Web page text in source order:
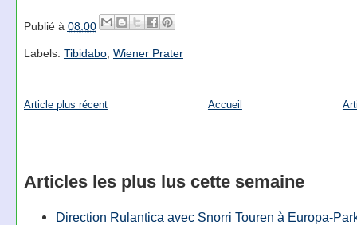
Publié à 08:00
Labels: Tibidabo, Wiener Prater
Article plus récent Accueil
Articles les plus lus cette semaine
Direction Rulantica avec Snorri Touren à Europa-